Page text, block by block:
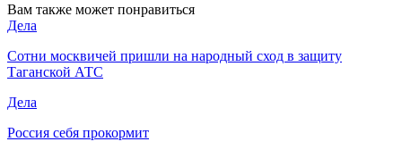
Вам также может понравиться
Дела
Сотни москвичей пришли на народный сход в защиту
Таганской АТС
Дела
Россия себя прокормит